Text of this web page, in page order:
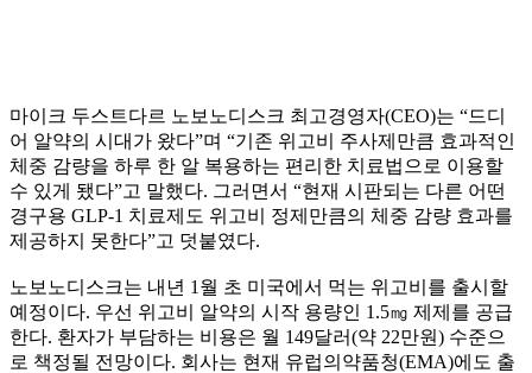
마이크 두스트다르 노보노디스크 최고경영자(CEO)는 “드디
어 알약의 시대가 왔다”며 “기존 위고비 주사제만큼 효과적인
체중 감량을 하루 한 알 복용하는 편리한 치료법으로 이용할
수 있게 됐다”고 말했다. 그러면서 “현재 시판되는 다른 어떤
경구용 GLP-1 치료제도 위고비 정제만큼의 체중 감량 효과를
제공하지 못한다”고 덧붙였다.
노보노디스크는 내년 1월 초 미국에서 먹는 위고비를 출시할
예정이다. 우선 위고비 알약의 시작 용량인 1.5㎎ 제제를 공급
한다. 환자가 부담하는 비용은 월 149달러(약 22만원) 수준으
로 책정될 전망이다. 회사는 현재 유럽의약품청(EMA)에도 출